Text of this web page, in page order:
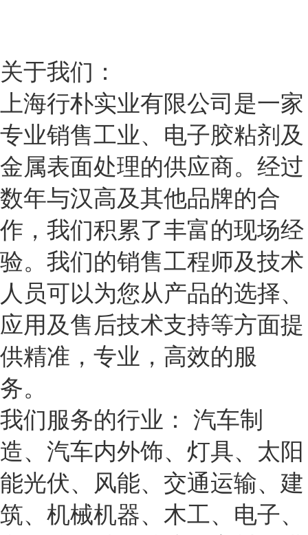
关于我们：
上海行朴实业有限公司是一家
专业销售工业、电子胶粘剂及
金属表面处理的供应商。经过
数年与汉高及其他品牌的合
作，我们积累了丰富的现场经
验。我们的销售工程师及技术
人员可以为您从产品的选择、
应用及售后技术支持等方面提
供精准，专业，高效的服
务。
我们服务的行业： 汽车制
造、汽车内外饰、灯具、太阳
能光伏、风能、交通运输、建
筑、机械机器、木工、电子、